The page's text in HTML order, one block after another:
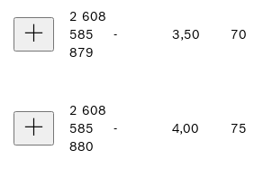
2 608
585
879
- 3,50 70
2 608
585
880
- 4,00 75